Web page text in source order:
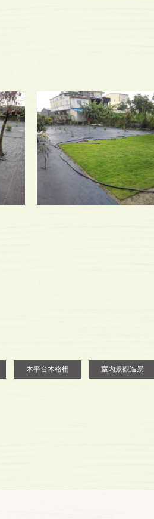
木平台木格柵 室內景觀造景